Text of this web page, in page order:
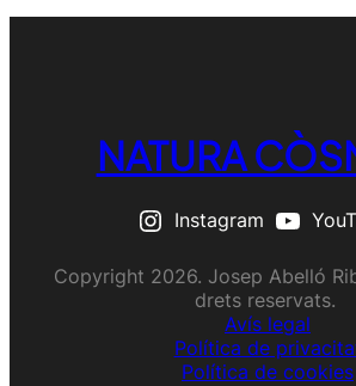
NATURA
Instagram
Copyright 2026. Josep Abelló
drets reservats.
Avís legal
Política de
Política de cookies